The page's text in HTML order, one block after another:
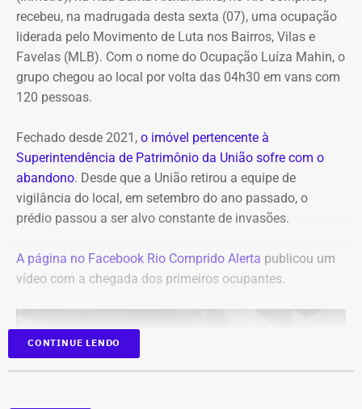
recebeu, na madrugada desta sexta (07), uma ocupação
liderada pelo Movimento de Luta nos Bairros, Vilas e
Favelas (MLB). Com o nome do Ocupação Luíza Mahin, o
grupo chegou ao local por volta das 04h30 em vans com
120 pessoas.
Fechado desde 2021, o imóvel pertencente à
Superintendência de Patrimônio da União sofre com o
abandono. Desde que a União retirou a equipe de
vigilância do local, em setembro do ano passado, o
prédio passou a ser alvo constante de invasões.
A página no Facebook Rio Comprido Alerta publicou um
vídeo com a chegada dos primeiros ocupantes.
CONTINUE LENDO